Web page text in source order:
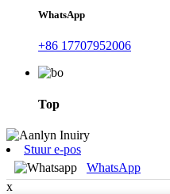
WhatsApp
+86 17707952006
Top
Stuur e-pos
WhatsApp
x